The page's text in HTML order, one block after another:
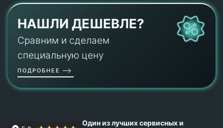
НАШЛИ ДЕШЕВЛЕ?
Сравним и сделаем
специальную цену
ПОДРОБНЕЕ
Один из лучших сервисных и